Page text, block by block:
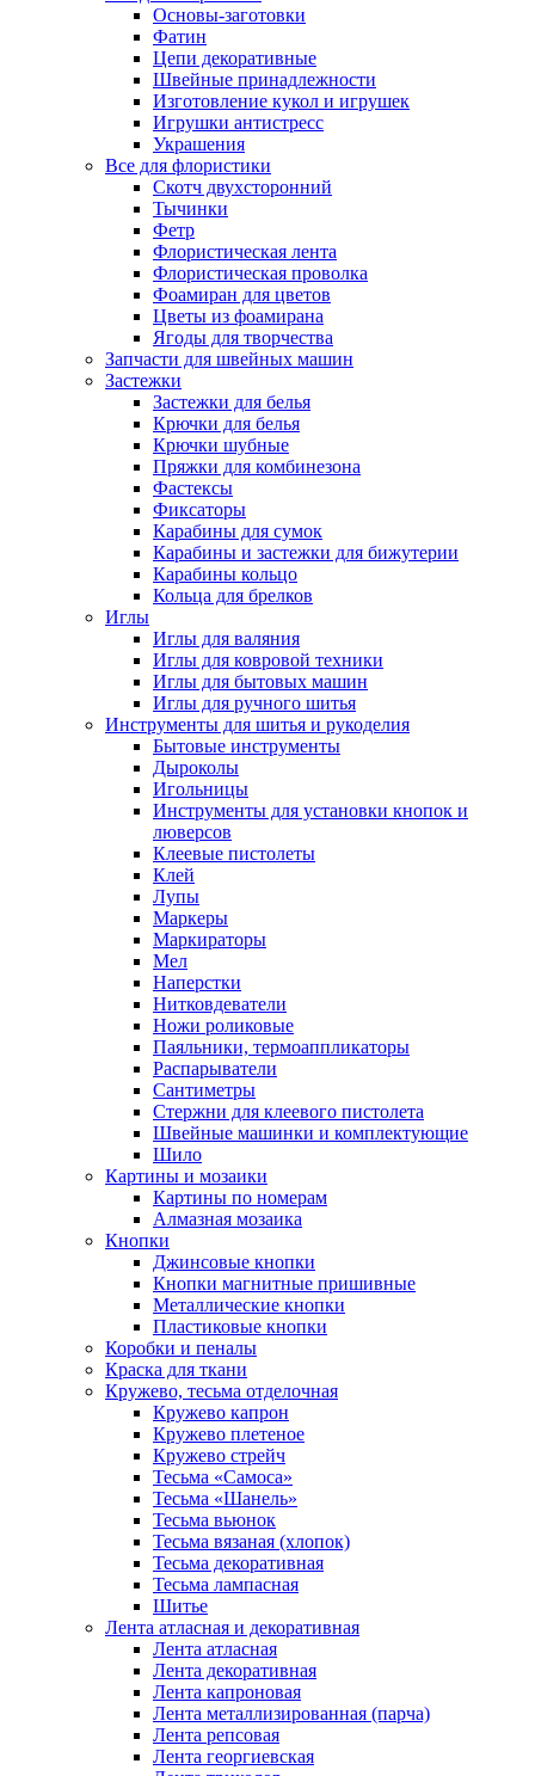
Основы-заготовки
Фатин
Цепи декоративные
Швейные принадлежности
Изготовление кукол и игрушек
Игрушки антистресс
Украшения
Все для флористики
Скотч двухсторонний
Тычинки
Фетр
Флористическая лента
Флористическая проволка
Фоамиран для цветов
Цветы из фоамирана
Ягоды для творчества
Запчасти для швейных машин
Застежки
Застежки для белья
Крючки для белья
Крючки шубные
Пряжки для комбинезона
Фастексы
Фиксаторы
Карабины для сумок
Карабины и застежки для бижутерии
Карабины кольцо
Кольца для брелков
Иглы
Иглы для валяния
Иглы для ковровой техники
Иглы для бытовых машин
Иглы для ручного шитья
Инструменты для шитья и рукоделия
Бытовые инструменты
Дыроколы
Игольницы
Инструменты для установки кнопок и
люверсов
Клеевые пистолеты
Клей
Лупы
Маркеры
Маркираторы
Мел
Наперстки
Нитковдеватели
Ножи роликовые
Паяльники, термоаппликаторы
Распарыватели
Сантиметры
Стержни для клеевого пистолета
Швейные машинки и комплектующие
Шило
Картины и мозаики
Картины по номерам
Алмазная мозаика
Кнопки
Джинсовые кнопки
Кнопки магнитные пришивные
Металлические кнопки
Пластиковые кнопки
Коробки и пеналы
Краска для ткани
Кружево, тесьма отделочная
Кружево капрон
Кружево плетеное
Кружево стрейч
Тесьма «Самоса»
Тесьма «Шанель»
Тесьма вьюнок
Тесьма вязаная (хлопок)
Тесьма декоративная
Тесьма лампасная
Шитье
Лента атласная и декоративная
Лента атласная
Лента декоративная
Лента капроновая
Лента металлизированная (парча)
Лента репсовая
Лента георгиевская